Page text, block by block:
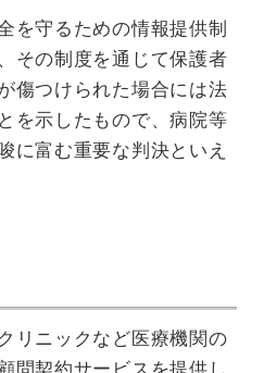
を守るための情報提供制
その制度を通じて保護者
傷つけられた場合には法
を示したもので、病院等
に富む重要な判決といえ
リニックなど医療機関の